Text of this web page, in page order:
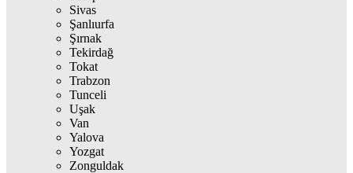
Sivas
Şanlıurfa
Şırnak
Tekirdağ
Tokat
Trabzon
Tunceli
Uşak
Van
Yalova
Yozgat
Zonguldak